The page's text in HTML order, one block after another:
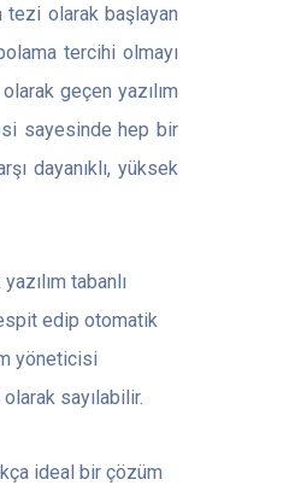
tezi olarak başlayan
tercihi olmayı
geçen yazılım
sayesinde hep bir
dayanıklı, yüksek
tabanlı
edip otomatik
yöneticisi
sayılabilir.
ideal bir çözüm